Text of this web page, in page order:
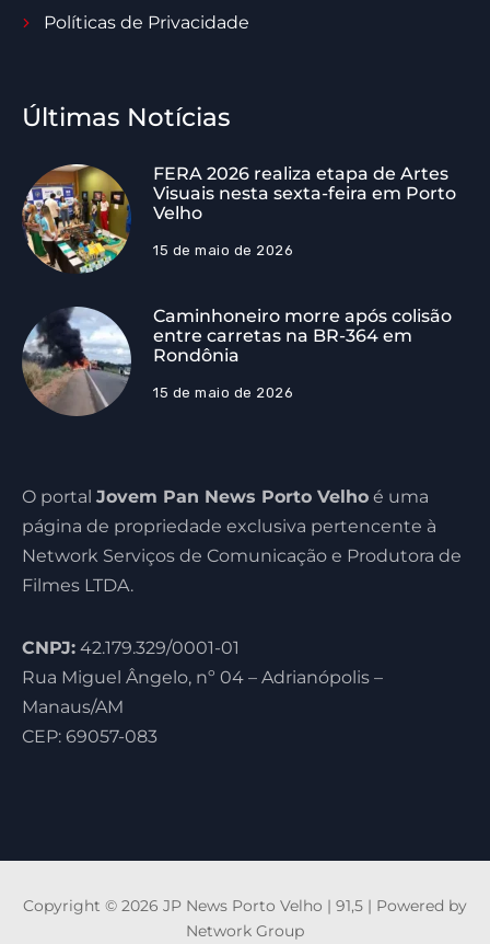
Políticas de Privacidade
Últimas Notícias
FERA 2026 realiza etapa de Artes
Visuais nesta sexta-feira em Porto
Velho
15 de maio de 2026
Caminhoneiro morre após colisão
entre carretas na BR-364 em
Rondônia
15 de maio de 2026
O portal Jovem Pan News Porto Velho é uma
página de propriedade exclusiva pertencente à
Network Serviços de Comunicação e Produtora de
Filmes LTDA.
CNPJ: 42.179.329/0001-01
Rua Miguel Ângelo, nº 04 – Adrianópolis –
Manaus/AM
CEP: 69057-083
Copyright © 2026 JP News Porto Velho | 91,5 | Powered by
Network Group